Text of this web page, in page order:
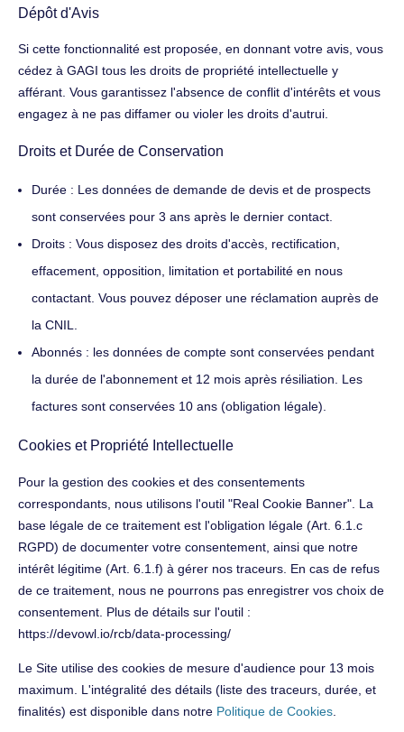
Dépôt d'Avis
Si cette fonctionnalité est proposée, en donnant votre avis, vous
cédez à GAGI tous les droits de propriété intellectuelle y
afférant. Vous garantissez l'absence de conflit d'intérêts et vous
engagez à ne pas diffamer ou violer les droits d'autrui.
Droits et Durée de Conservation
Durée : Les données de demande de devis et de prospects
sont conservées pour 3 ans après le dernier contact.
Droits : Vous disposez des droits d'accès, rectification,
effacement, opposition, limitation et portabilité en nous
contactant. Vous pouvez déposer une réclamation auprès de
la CNIL.
Abonnés : les données de compte sont conservées pendant
la durée de l'abonnement et 12 mois après résiliation. Les
factures sont conservées 10 ans (obligation légale).
Cookies et Propriété Intellectuelle
Pour la gestion des cookies et des consentements
correspondants, nous utilisons l'outil "Real Cookie Banner". La
base légale de ce traitement est l'obligation légale (Art. 6.1.c
RGPD) de documenter votre consentement, ainsi que notre
intérêt légitime (Art. 6.1.f) à gérer nos traceurs. En cas de refus
de ce traitement, nous ne pourrons pas enregistrer vos choix de
consentement. Plus de détails sur l'outil :
https://devowl.io/rcb/data-processing/
Le Site utilise des cookies de mesure d'audience pour 13 mois
maximum. L'intégralité des détails (liste des traceurs, durée, et
finalités) est disponible dans notre Politique de Cookies